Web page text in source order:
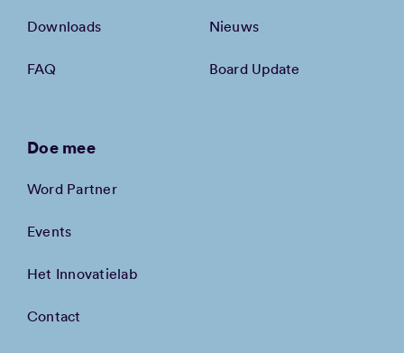
Downloads
FAQ
Nieuws
Board Update
Doe mee
Word Partner
Events
Het Innovatielab
Contact